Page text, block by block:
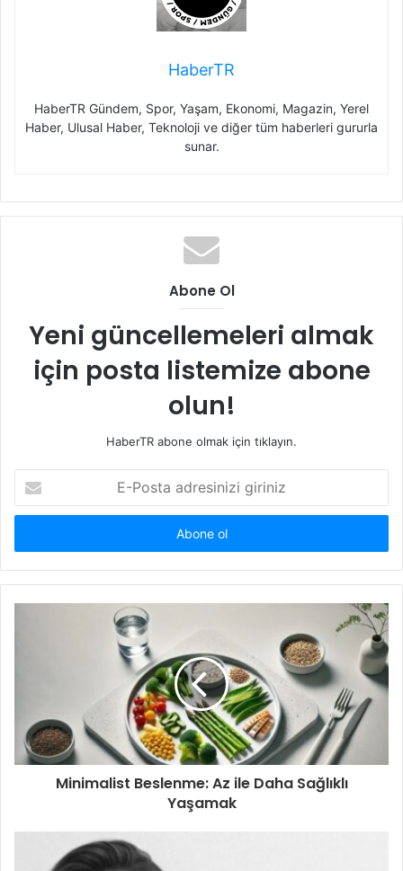
HaberTR
HaberTR Gündem, Spor, Yaşam, Ekonomi, Magazin, Yerel
Haber, Ulusal Haber, Teknoloji ve diğer tüm haberleri gururla
sunar.
Abone Ol
Yeni güncellemeleri almak
için posta listemize abone
olun!
HaberTR abone olmak için tıklayın.
Posta
adresinizi
Minimalist Beslenme: Az ile Daha Sağlıklı
Yaşamak